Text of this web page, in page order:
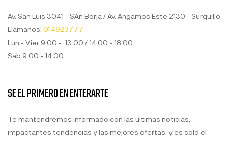
Av. San Luis 3041 - SAn Borja / Av. Angamos Este 2130 - Surquillo
Llámanos: 014923777
Lun - Vier 9.00 - 13.00 / 14.00 - 18.00
Sab 9.00 - 14.00
SE EL PRIMERO EN ENTERARTE
Te mantendremos informado con las ultimas noticias,
impactantes tendencias y las mejores ofertas. y es solo el